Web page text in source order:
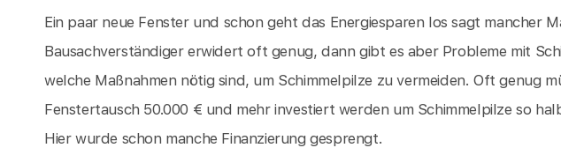
Ein paar neue Fenster und schon geht das Energiesparen los sagt mancher
Bausachverständiger erwidert oft genug, dann gibt es aber Probleme mit
welche Maßnahmen nötig sind, um Schimmelpilze zu vermeiden. Oft genug
Fenstertausch 50.000 € und mehr investiert werden um Schimmelpilze so
Hier wurde schon manche Finanzierung gesprengt.